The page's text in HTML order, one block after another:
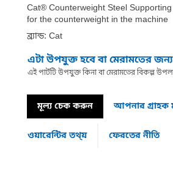
Cat® Counterweight Steel
for the counterweight in the machine
ব্র্যান্ড: Cat
এটা উপযুক্ত হবে বা মেরামতের
এই পার্টটি উপযুক্ত কিনা বা মেরামতের বিকল্প
মূল্য চেক করুন আপনার
ওয়ারেন্টির তথ্য় ফেরতের নীতি